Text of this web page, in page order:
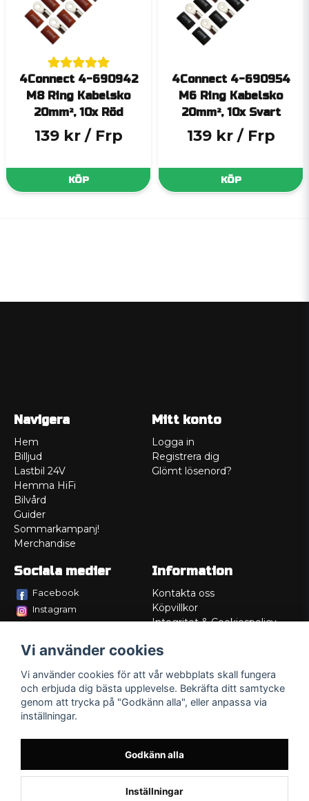
4Connect 4-690942
M8 Ring Kabelsko
20mm², 10x Röd
139 kr / Frp
KÖP
4Connect 4-690954
M6 Ring Kabelsko
20mm², 10x Svart
139 kr / Frp
KÖP
Navigera
Hem
Billjud
Lastbil 24V
Hemma HiFi
Bilvård
Guider
Sommarkampanj!
Merchandise
Mitt konto
Logga in
Registrera dig
Glömt lösenord?
Sociala medier
Facebook
Instagram
Information
Kontakta oss
Köpvillkor
Integritet & Cookiespolicy
Service/Garanti
Lådritning
Om oss
Vi använder cookies
Vi använder cookies för att vår webbplats skall fungera
och erbjuda dig bästa upplevelse. Bekräfta ditt samtycke
genom att trycka på "Godkänn alla", eller anpassa via
inställningar.
Godkänn alla
Inställningar